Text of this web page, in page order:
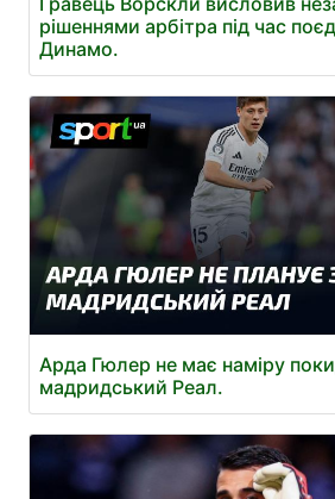
рішеннями арбітра під час
Динамо.
Арда Гюлер не має наміру
мадридський Реал.